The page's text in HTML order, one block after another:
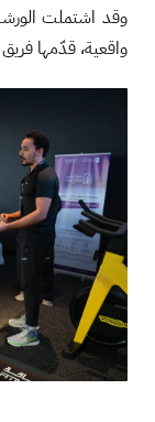
وقد اشتملت
واقعية، قدّمها